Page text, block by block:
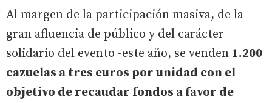
Al margen de la participación masiva, de la
gran afluencia de público y del carácter
solidario del evento -este año, se venden 1.200
cazuelas a tres euros por unidad con el
objetivo de recaudar fondos a favor de